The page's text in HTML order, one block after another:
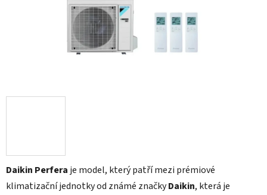
Daikin Perfera je model, který patří mezi prémiové
klimatizační jednotky od známé značkyDaikin, která je